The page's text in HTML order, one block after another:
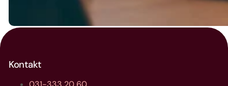
Kontakt